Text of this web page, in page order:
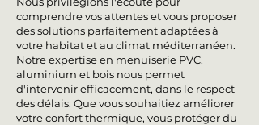
comprendre vos attentes et vous proposer
des solutions parfaitement adaptées à
votre habitat et au climat méditerranéen.
Notre expertise en menuiserie PVC,
aluminium et bois nous permet
d'intervenir efficacement, dans le respect
des délais. Que vous souhaitiez améliorer
votre confort thermique, vous protéger du